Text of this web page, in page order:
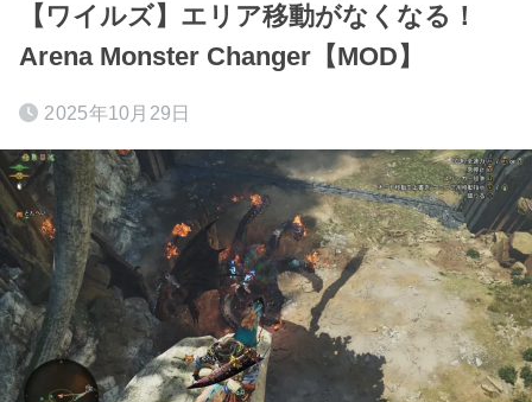
【ワイルズ】エリア移動がなくなる！
Arena Monster Changer【MOD】
2025年10月29日